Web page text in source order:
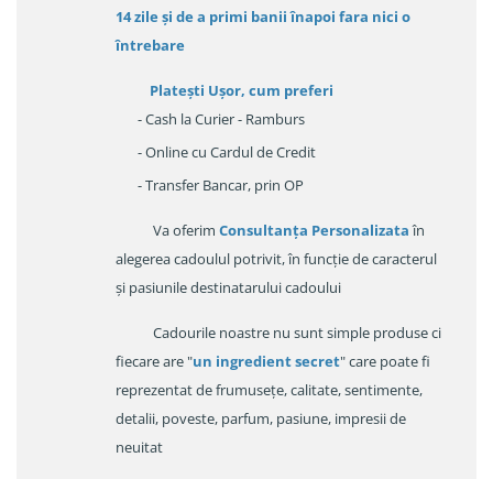
14 zileși de a primi banii înapoi fara nici o
întrebare
Platești Ușor, cum preferi
- Cash la Curier - Ramburs
- Online cu Cardul de Credit
- Transfer Bancar, prin OP
Va oferim Consultanța Personalizataîn
alegerea cadoulul potrivit, în funcție de caracterul
și pasiunile destinatarului cadoului
Cadourile noastre nu sunt simple produse ci
fiecare are "un ingredient secret" care poate fi
reprezentat de frumusețe, calitate, sentimente,
detalii, poveste, parfum, pasiune, impresii de
neuitat